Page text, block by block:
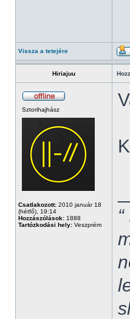
Vissza a tetejére
Hiriajuu
Sztorihajhász
Csatlakozott: 2010 január 18
(hétfő), 19:14
Hozzászólások: 1888
Tartózkodási hely: Veszprém